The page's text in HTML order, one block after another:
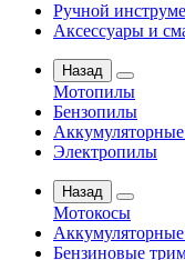
Ручной
Аксессуары и
Назад
Мотопилы
Бензопилы
Электропилы
Назад
Мотокосы
Бензиновые